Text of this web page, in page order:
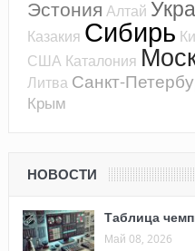
Эстония Алтай
Казакия Сибирь
США Каталония
Литва Санкт-
Крым
НОВОСТИ
Таблица
Май 08, 2026